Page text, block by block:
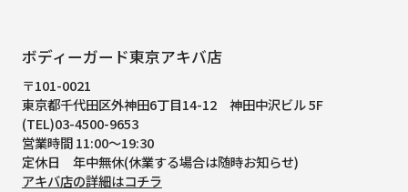
ボディーガード東京アキバ店
〒101-0021
東京都千代田区外神田6丁目14-12 神田中沢ビル 5F
(TEL)03-4500-9653
営業時間 11:00～19:30
定休日 年中無休(休業する場合は随時お知らせ)
アキバ店の詳細はコチラ